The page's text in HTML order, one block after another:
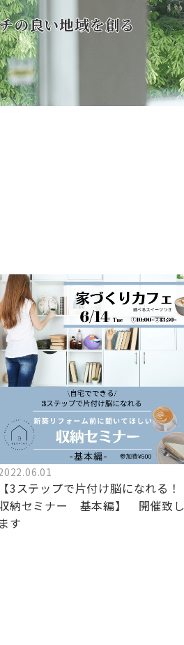
の良い地域を創る
【3ステップで片付け脳になれる！
納セミナー 基本編】 開催致し
ます